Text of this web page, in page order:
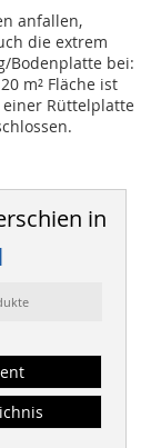
anfallen,
die extrem
Bodenplatte bei:
m² Fläche ist
Rüttelplatte
in